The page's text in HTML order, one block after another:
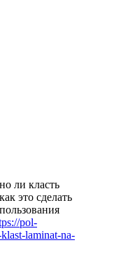
ли класть
это сделать
pol-
laminat-na-